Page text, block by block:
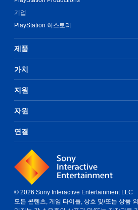
기업
PlayStation 히스토리
제품
가치
지원
자원
연결
© 2026 Sony Interactive Entertainment LLC
모든 콘텐츠, 게임 타이틀, 상호 및/또는 상품